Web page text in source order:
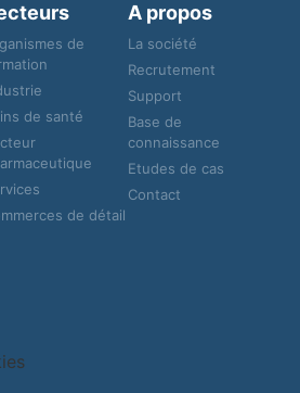
de
de santé
de détail
A propos
La société
Recrutement
Support
Base de
connaissance
Etudes de cas
Contact